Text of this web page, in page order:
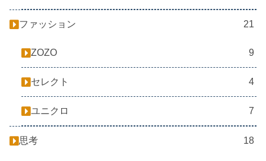
ファッション 21
ZOZO 9
セレクト 4
ユニクロ 7
思考 18